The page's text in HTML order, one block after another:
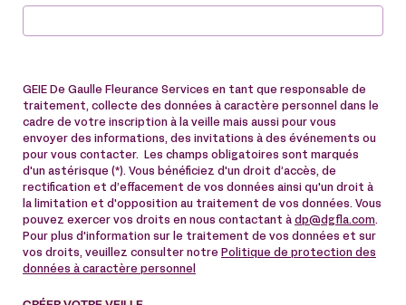
GEIE De Gaulle Fleurance Services en tant que responsable de
traitement, collecte des données à caractère personnel dans le
cadre de votre inscription à la veille mais aussi pour vous
envoyer des informations, des invitations à des événements ou
pour vous contacter. Les champs obligatoires sont marqués
d'un astérisque (*). Vous bénéficiez d'un droit d’accès, de
rectification et d’effacement de vos données ainsi qu'un droit à
la limitation et d'opposition au traitement de vos données. Vous
pouvez exercer vos droits en nous contactant à dp@dgfla.com.
Pour plus d'information sur le traitement de vos données et sur
vos droits, veuillez consulter notre Politique de protection des
données à caractère personnel